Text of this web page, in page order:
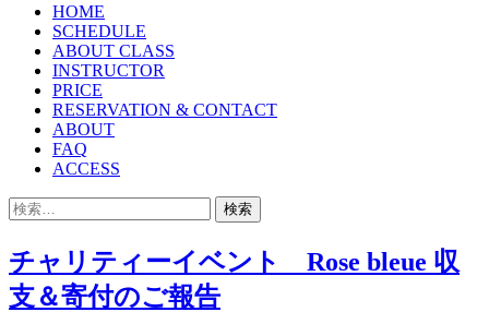
ン
ツ
へ
ス
HOME
SCHEDULE
ABOUT CLASS
INSTRUCTOR
PRICE
RESERVATION & CONTACT
ABOUT
FAQ
ACCESS
検
チャリティーイベント Rose bleue 収
支＆寄付のご報告